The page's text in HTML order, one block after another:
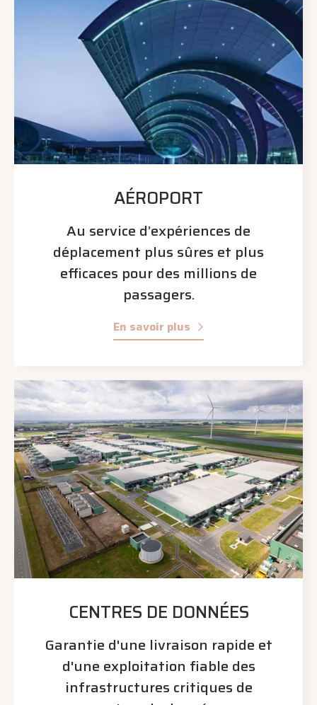
AÉROPORT
Au service d’expériences de
déplacement plus sûres et plus
efficaces pour des millions de
passagers.
En savoir plus
CENTRES DE DONNÉES
Garantie d'une livraison rapide et
d'une exploitation fiable des
infrastructures critiques de